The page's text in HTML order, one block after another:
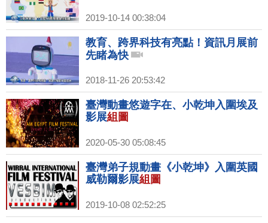
2019-10-14 00:38:04
教育、跨界科技有亮點！資訊月展前
先睹為快
2018-11-26 20:53:42
臺灣動畫悠遊字在、小乾坤入圍埃及
影展組圖
2020-05-30 05:08:45
臺灣弟子規動畫《小乾坤》入圍英國
威勒爾影展組圖
2019-10-08 02:52:25